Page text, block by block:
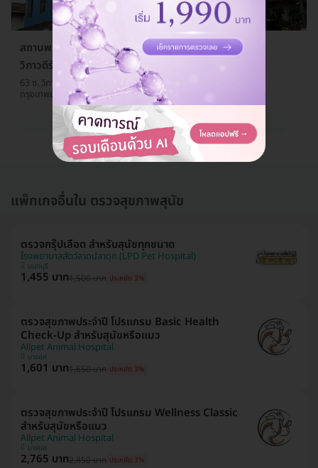
สถานพยาบาลสัตว์เพ็ทเวิล์ด สาขาสำนักงานใหญ่
วิภาวดีรังสิต 16-รัชดา 19
63 ซ. วิภาวดีรังสิต 16 ถ. วิภาวดีรังสิต แขวงดินแดง เขตดินแดง
กรุงเทพมหานคร 10400
ดูรายละเอียด
แพ็กเกจอื่นใน ตรวจสุขภาพสุนัข
ตรวจกรุ๊ปเลือด สำหรับสุนัขทุกขนาด
โรงพยาบาลสัตว์ลาดปลาดุก (LPD Pet Hospital)
นนทบุรี
1,455 บาท1,500 บาท ประหยัด 3%
ตรวจสุขภาพประจำปี โปรแกรม Basic Health
Check-Up สำหรับสุนัขหรือแมว
Allpet Animal Hospital
บางแค
1,601 บาท1,650 บาท ประหยัด 3%
ตรวจสุขภาพประจำปี โปรแกรม Wellness Classic
สำหรับสุนัขหรือแมว
Allpet Animal Hospital
บางแค
2,765 บาท2,850 บาท ประหยัด 3%